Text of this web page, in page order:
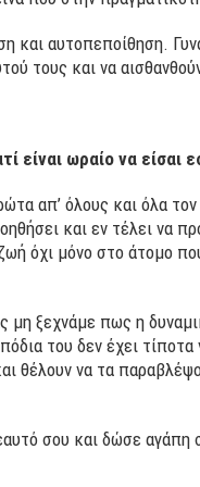
και αυτοπεποίθηση.
τους και να
ωραίο να είσαι
απ’ όλους και όλα
και εν τέλει να
όχι μόνο στο άτομο
ξεχνάμε πως η
του δεν έχει
θέλουν να τα
σου και δώσε αγάπη